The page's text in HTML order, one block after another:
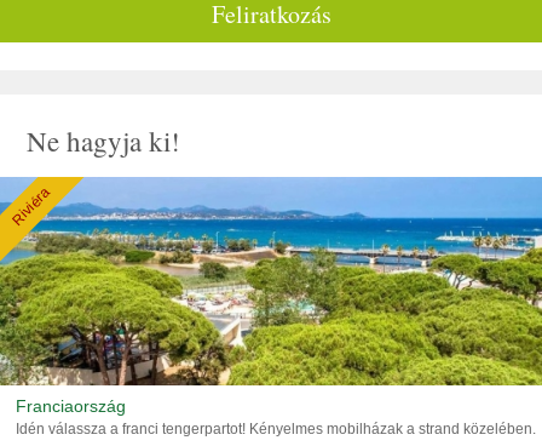
Feliratkozás
Ne hagyja ki!
Riviéra
Franciaország
Idén válassza a franci tengerpartot! Kényelmes mobilházak a strand közelében.